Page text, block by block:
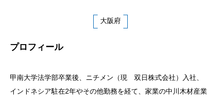
大阪府
プロフィール
甲南大学法学部卒業後、ニチメン（現 双日株式会社）入社、
インドネシア駐在2年やその他勤務を経て、家業の中川木材産業